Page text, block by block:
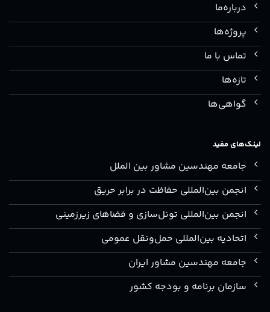
درباره‌ما
پروژه‌ها
تماس با ما
تازه‌ها
گواهی‌ها
لینک‌های مفید
جامعه مهندسین مشاور بین الملل
انجمن بین‌المللی حفاظت در برابر حریق
انجمن بین‌المللی تونل‌سازی و فضاهای زیرزمینی
اتحادیه بین‌المللی حمل‌ونقل عمومی
جامعه مهندسین مشاور ایران
سازمان برنامه و بودجه کشور